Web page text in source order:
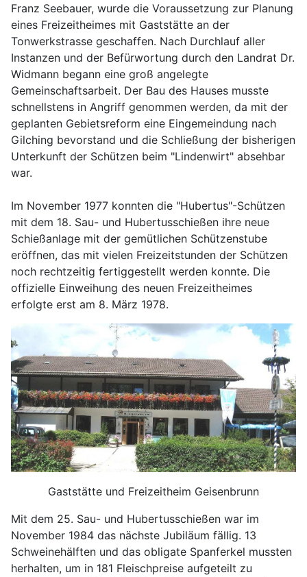
Franz Seebauer, wurde die Voraussetzung zur Planung
eines Freizeitheimes mit Gaststätte an der
Tonwerkstrasse geschaffen. Nach Durchlauf aller
Instanzen und der Befürwortung durch den Landrat Dr.
Widmann begann eine groß angelegte
Gemeinschaftsarbeit. Der Bau des Hauses musste
schnellstens in Angriff genommen werden, da mit der
geplanten Gebietsreform eine Eingemeindung nach
Gilching bevorstand und die Schließung der bisherigen
Unterkunft der Schützen beim "Lindenwirt" absehbar
war.
Im November 1977 konnten die "Hubertus"-Schützen
mit dem 18. Sau- und Hubertusschießen ihre neue
Schießanlage mit der gemütlichen Schützenstube
eröffnen, das mit vielen Freizeitstunden der Schützen
noch rechtzeitig fertiggestellt werden konnte. Die
offizielle Einweihung des neuen Freizeitheimes
erfolgte erst am 8. März 1978.
Gaststätte und Freizeitheim Geisenbrunn
Mit dem 25. Sau- und Hubertusschießen war im
November 1984 das nächste Jubiläum fällig. 13
Schweinehälften und das obligate Spanferkel mussten
herhalten, um in 181 Fleischpreise aufgeteilt zu